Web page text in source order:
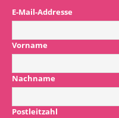
E-Mail-Addresse
Vorname
Nachname
Postleitzahl